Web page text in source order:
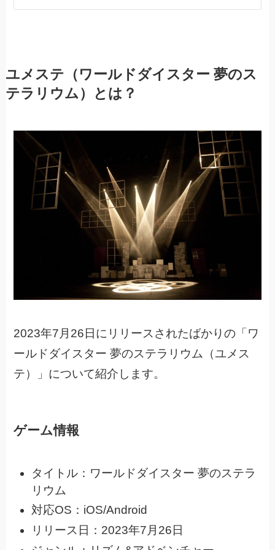
ユメステ（ワールドダイスター 夢のス
テラリウム）とは？
2023年7月26日にリリースされたばかりの 「ワ
ールドダイスター 夢のステラリウム（ユメス
テ）」について紹介します。
ゲーム情報
タイトル：ワールドダイスター 夢のステラ
リウム
対応OS：iOS/Android
リリース日：2023年7月26日